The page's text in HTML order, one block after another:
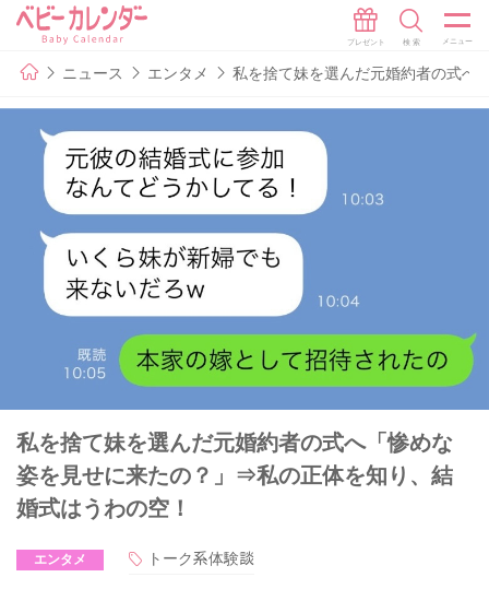
ニュース エンタメ 私を捨て妹を選んだ元婚約者の式へ
私を捨て妹を選んだ元婚約者の式へ「惨めな
姿を見せに来たの？」⇒私の正体を知り、結
婚式はうわの空！
エンタメ トーク系体験談